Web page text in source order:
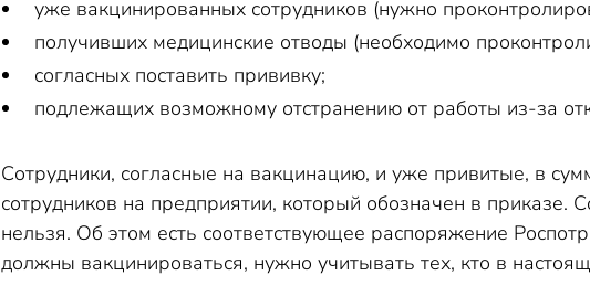
уже вакцинированных сотрудников (нужно
получивших медицинские отводы (необходимо
согласных поставить прививку;
подлежащих возможному отстранению от работы из-за
Сотрудники, согласные на вакцинацию, и уже привитые, в
сотрудников на предприятии, который обозначен в приказе.
нельзя. Об этом есть соответствующее распоряжение
должны вакцинироваться, нужно учитывать тех, кто в